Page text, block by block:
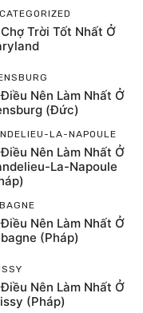
Trời Tốt Nhất Ở
Nên Làm Nhất Ở
(Đức)
LA-NAPOULE
Nên Làm Nhất Ở
La-Napoule
Nên Làm Nhất Ở
(Pháp)
Nên Làm Nhất Ở
(Pháp)